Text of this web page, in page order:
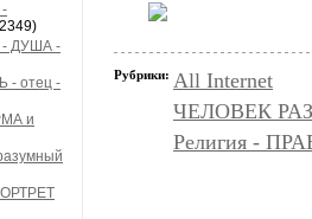
ДУША -
- отец -
и
Рубрики: All Internet
ЧЕЛОВЕК
Религия -